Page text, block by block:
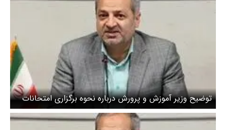
توضیح وزیر آموزش و پرورش درباره نحوه برگزاری امتحانات
نهایی